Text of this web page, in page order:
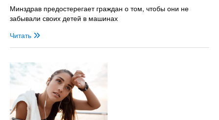
Минздрав предостерегает граждан о том, чтобы они не
забывали своих детей в машинах
Читать